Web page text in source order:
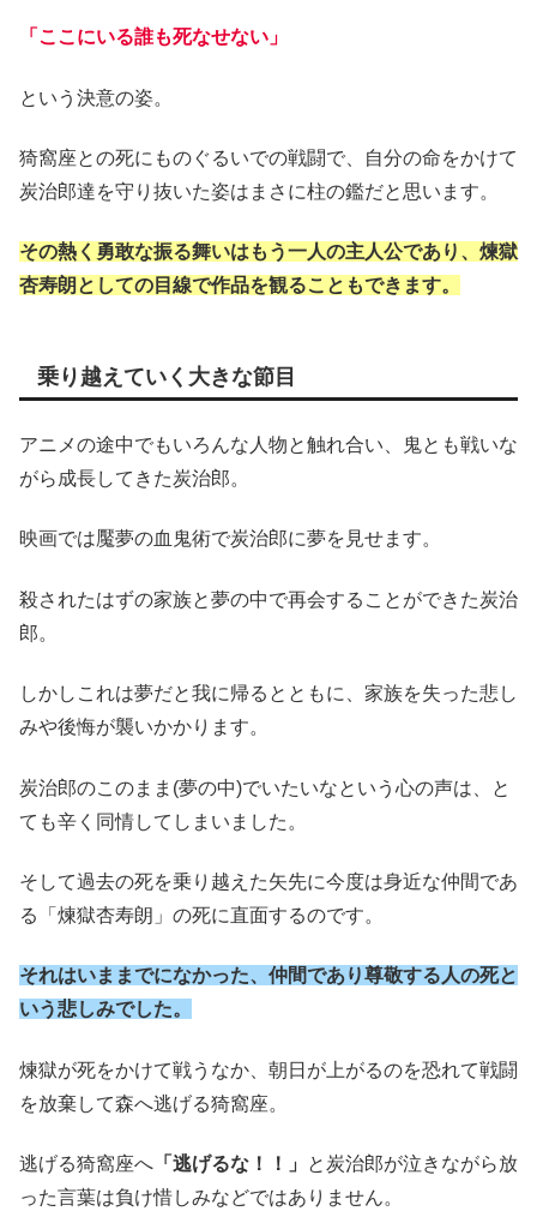
「ここにいる誰も死なせない」
という決意の姿。
猗窩座との死にものぐるいでの戦闘で、自分の命をかけて
炭治郎達を守り抜いた姿はまさに柱の鑑だと思います。
その熱く勇敢な振る舞いはもう一人の主人公であり、煉獄
杏寿朗としての目線で作品を観ることもできます。
乗り越えていく大きな節目
アニメの途中でもいろんな人物と触れ合い、鬼とも戦いな
がら成長してきた炭治郎。
映画では魘夢の血鬼術で炭治郎に夢を見せます。
殺されたはずの家族と夢の中で再会することができた炭治
郎。
しかしこれは夢だと我に帰るとともに、家族を失った悲し
みや後悔が襲いかかります。
炭治郎のこのまま(夢の中)でいたいなという心の声は、と
ても辛く同情してしまいました。
そして過去の死を乗り越えた矢先に今度は身近な仲間であ
る「煉獄杏寿朗」の死に直面するのです。
それはいままでになかった、仲間であり尊敬する人の死と
いう悲しみでした。
煉獄が死をかけて戦うなか、朝日が上がるのを恐れて戦闘
を放棄して森へ逃げる猗窩座。
逃げる猗窩座へ 「逃げるな！！」
と炭治郎が泣きながら放
った言葉は負け惜しみなどではありません。